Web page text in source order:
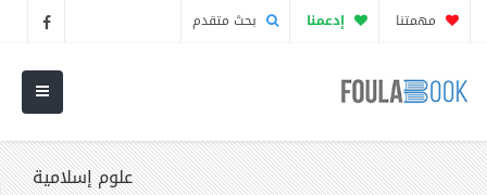
مهمتنا إدعمنا بحث متقدم
علوم إسلامية